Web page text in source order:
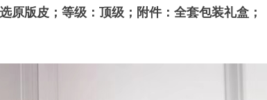
版皮；等级：顶级；附件：全套包装礼盒；